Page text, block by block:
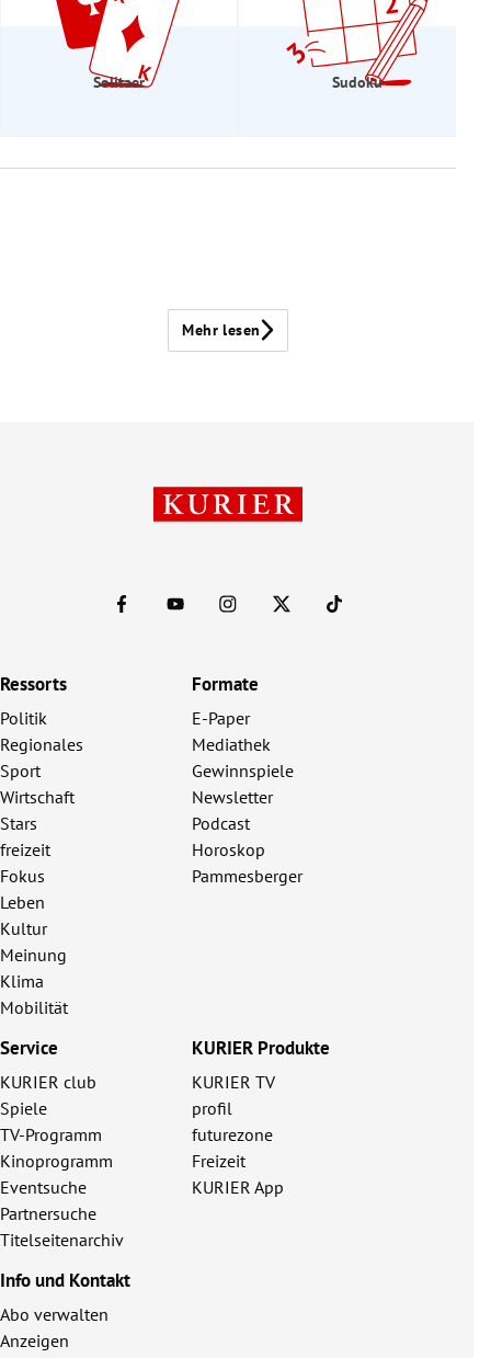
Solitaer Sudoku
Mehr lesen
Ressorts
Politik
Regionales
Sport
Wirtschaft
Stars
freizeit
Fokus
Leben
Kultur
Meinung
Klima
Mobilität
Formate
E-Paper
Mediathek
Gewinnspiele
Newsletter
Podcast
Horoskop
Pammesberger
Service
KURIER club
Spiele
TV-Programm
Kinoprogramm
Eventsuche
Partnersuche
Titelseitenarchiv
KURIER Produkte
KURIER TV
profil
futurezone
Freizeit
KURIER App
Info und Kontakt
Abo verwalten
Anzeigen